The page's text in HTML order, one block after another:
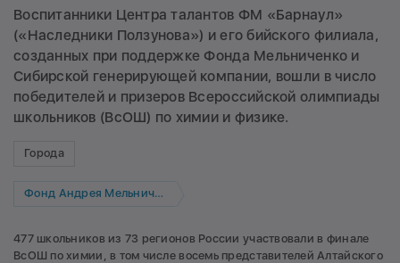
Воспитанники Центра талантов ФМ «Барнаул»
(«Наследники Ползунова») и его бийского филиала,
созданных при поддержке Фонда Мельниченко и
Сибирской генерирующей компании, вошли в число
победителей и призеров Всероссийской олимпиады
школьников (ВсОШ) по химии и физике.
Города
Фонд Андрея Мельниченко
477 школьников из 73 регионов России участвовали в финале
ВсОШ по химии, в том числе восемь представителей Алтайского